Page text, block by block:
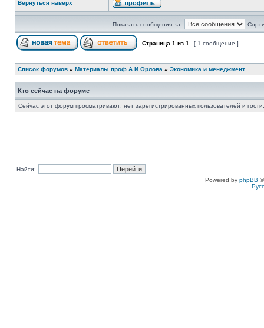
Вернуться наверх
Показать сообщения за:
Страница 1 из 1 [ 1 сообщение ]
Список форумов » Материалы проф.А.И.Орлова » Экономика и менеджмент
Кто сейчас на форуме
Сейчас этот форум просматривают: нет зарегистрированных пользователей и
Найти:
Powered by phpBB